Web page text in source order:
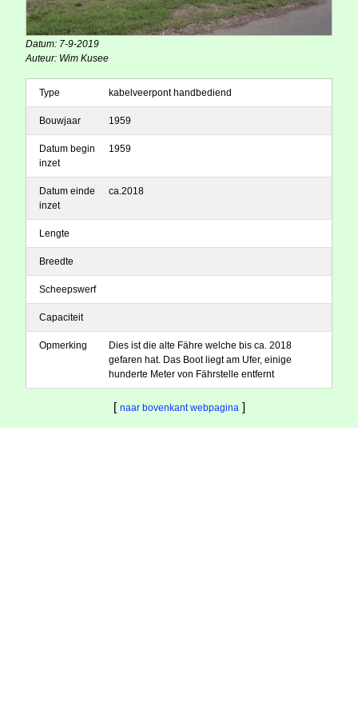
Datum: 7-9-2019
Auteur: Wim Kusee
Type kabelveerpont handbediend
Bouwjaar 1959
Datum begin
inzet
1959
Datum einde
inzet
ca.2018
Lengte
Breedte
Scheepswerf
Capaciteit
Opmerking
Dies ist die alte Fähre welche bis ca. 2018
gefaren hat. Das Boot liegt am Ufer, einige
hunderte Meter von Fährstelle entfernt
[ naar bovenkant webpagina ]